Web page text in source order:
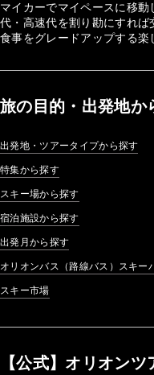
マイカーでマイペースに移
代・高速代を割り勘にすれ
食事をグレードアップする楽
旅の目的・出発地か
出発地・ツアータイプから探す
特集から探す
スキー場から探す
宿泊施設から探す
出発月から探す
オリオンバス（路線バス）スキー
スキー市場
【公式】オリオン